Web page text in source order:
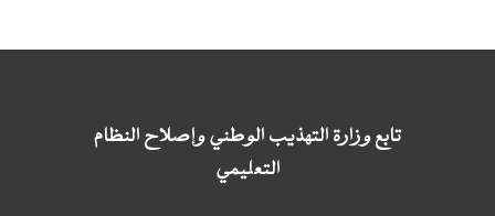
تابع وزارة التهذيب الوطني وإصلاح النظام
التعليمي